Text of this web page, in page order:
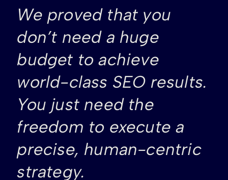
We proved that you
don’t need a huge
budget to achieve
world-class SEO results.
You just need the
freedom to execute a
precise, human-centric
strategy.